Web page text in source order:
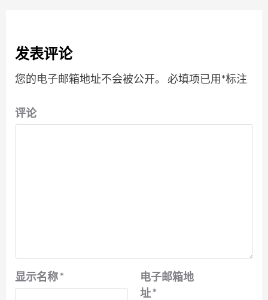
发表评论
您的电子邮箱地址不会被公开。 必填项已用*标注
评论
显示名称*
电子邮箱地
址*